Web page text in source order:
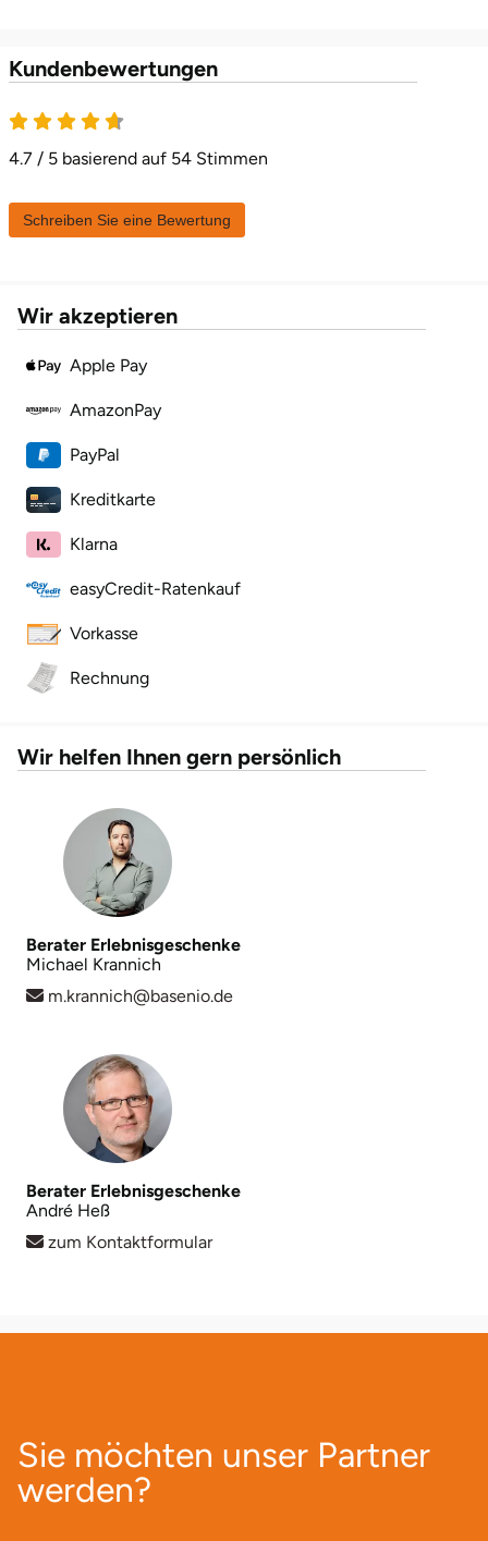
Kundenbewertungen
4.7 von 5
4.7 / 5 basierend auf 54 Stimmen
Schreiben Sie eine Bewertung
Wir akzeptieren
Apple Pay
AmazonPay
PayPal
Kreditkarte
Klarna
easyCredit-Ratenkauf
Vorkasse
Rechnung
Wir helfen Ihnen gern persönlich
Berater Erlebnisgeschenke
Michael Krannich
m.krannich@basenio.de
Berater Erlebnisgeschenke
André Heß
zum Kontaktformular
Sie möchten unser Partner
werden?
Hamburg
Hanau
Heidenheim
Heilbronn
Heldburg
Homburg
Horb am Neckar
Jerichower Land
Kamp-Lintfort
Kempten
Kerken
Kiel
Köln